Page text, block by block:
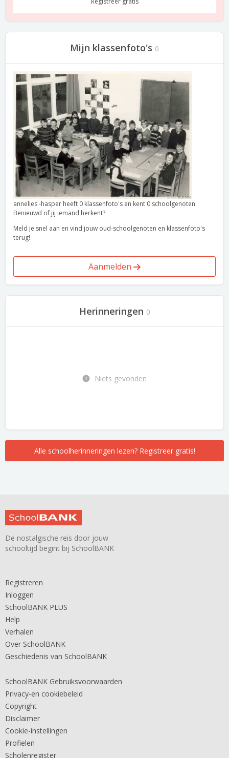
Mijn klassenfoto's 0
annelies -hasper heeft 0 klassenfoto's en kent 0 schoolgenoten.
Benieuwd of jij iemand herkent?
Meld je snel aan en vind jouw oud-schoolgenoten en klassenfoto's
terug!
Aanmelden
Herinneringen 0
Niets gevonden
Alle schoolherinneringen lezen? Registreer gratis!
De nostalgische reis door jouw
schooltijd begint bij SchoolBANK
Registreren
Inloggen
SchoolBANK PLUS
Help
Verhalen
Over SchoolBANK
Geschiedenis van SchoolBANK
SchoolBANK Gebruiksvoorwaarden
Privacy-en cookiebeleid
Copyright
Disclaimer
Cookie-instellingen
Profielen
Scholenregister